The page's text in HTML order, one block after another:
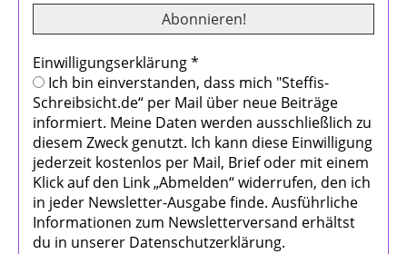
Einwilligungserklärung*
Ich bin einverstanden, dass mich "Steffis-
Schreibsicht.de“ per Mail über neue Beiträge
informiert. Meine Daten werden ausschließlich zu
diesem Zweck genutzt. Ich kann diese Einwilligung
jederzeit kostenlos per Mail, Brief oder mit einem
Klick auf den Link „Abmelden“ widerrufen, den ich
in jeder Newsletter-Ausgabe finde. Ausführliche
Informationen zum Newsletterversand erhältst
du in unserer Datenschutzerklärung.